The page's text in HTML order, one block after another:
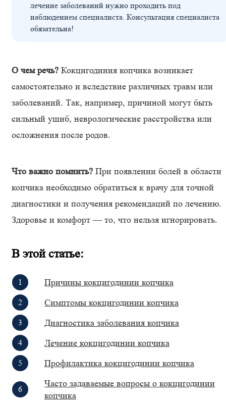
лечение заболеваний нужно проходить под
наблюдением специалиста. Консультация специалиста
обязательна!
О чем речь? Кокцигодиния копчика возникает
самостоятельно и вследствие различных травм или
заболеваний. Так, например, причиной могут быть
сильный ушиб, неврологические расстройства или
осложнения после родов.
Что важно помнить? При появлении болей в области
копчика необходимо обратиться к врачу для точной
диагностики и получения рекомендаций по лечению.
Здоровье и комфорт — то, что нельзя игнорировать.
В этой статье:
Причины кокцигодинии копчика
Симптомы кокцигодинии копчика
Диагностика заболевания копчика
Лечение кокцигодинии копчика
Профилактика кокцигодинии копчика
Часто задаваемые вопросы о кокцигодинии
копчика